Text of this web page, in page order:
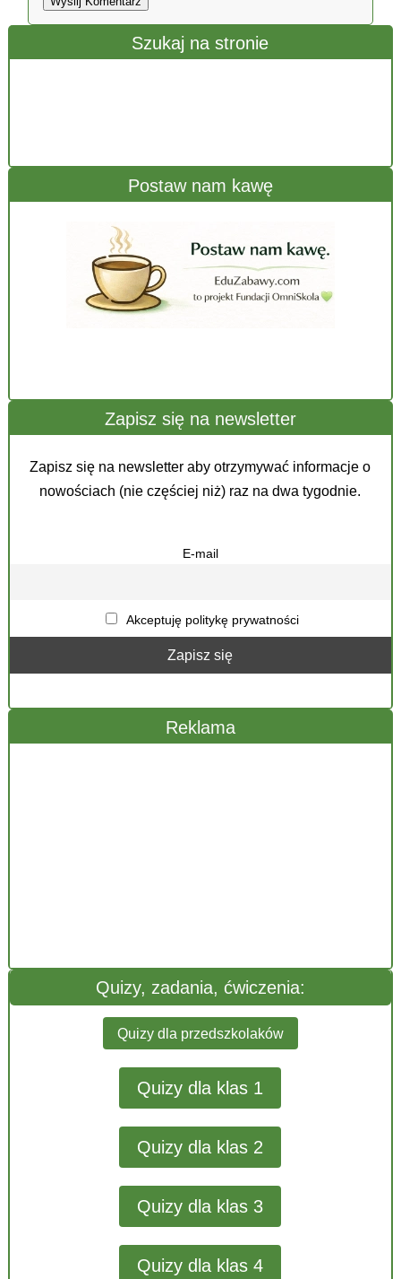
Szukaj na stronie
Postaw nam kawę
Zapisz się na newsletter
Zapisz się na newsletter aby otrzymywać informacje o
nowościach (nie częściej niż) raz na dwa tygodnie.
E-mail
Akceptuję politykę prywatności
Reklama
Quizy, zadania, ćwiczenia:
Quizy dla przedszkolaków
Quizy dla klas 1
Quizy dla klas 2
Quizy dla klas 3
Quizy dla klas 4